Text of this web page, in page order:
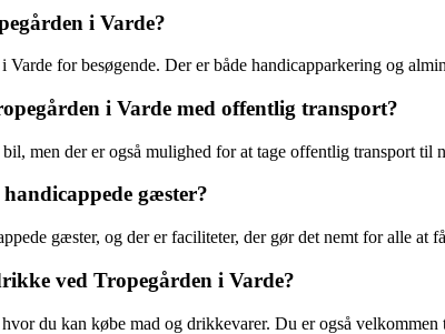
i Varde?
for besøgende. Der er både handicapparkering og
i Varde med offentlig transport?
men der er også mulighed for at tage offentlig transport til
gæster?
gæster, og der er faciliteter, der gør det nemt for alle at
ved Tropegården i Varde?
du kan købe mad og drikkevarer. Du er også